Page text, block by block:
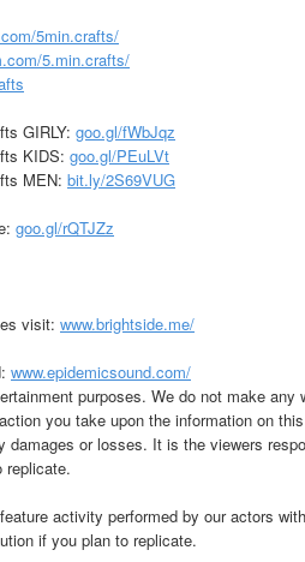
5min.crafts/
5.min.crafts/
GIRLY: goo.gl/fWbJqz
KIDS: goo.gl/PEuLVt
MEN: bit.ly/2S69VUG
goo.gl/rQTJZz
visit: www.brightside.me/
www.epidemicsound.com/
purposes. We do not make any
you take upon the information on
damages or losses. It is the viewers
replicate.
activity performed by our actors
if you plan to replicate.